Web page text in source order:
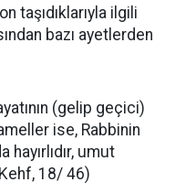
taşıdıklarıyla ilgili
bazı ayetlerden
(gelip geçici)
ise, Rabbinin
hayırlıdır, umut
18/ 46)